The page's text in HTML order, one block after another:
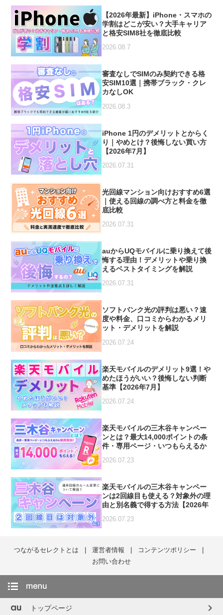
【2026年最新】iPhone・スマホの
学割はどこが安い？大手キャリア
と格安SIM8社を徹底比較
2026.08.7
審査なしでSIMのみ契約できる格
安SIM10選｜携帯ブラック・クレ
カなしOK
2026.08.3
iPhone 1円のデメリットとからく
り｜やめとけ？後悔しない買い方
【2026年7月】
2026.07.31
光回線マンション向けおすすめ6選
｜使える回線の調べ方と料金を徹
底比較
2026.07.31
auからUQモバイルに乗り換えて後
悔する理由！デメリットや乗り換
えるベストタイミングを解説
2026.07.31
ソフトバンク光の評判は悪い？速
度や料金、口コミからわかるメリ
ット・デメリットを解説
2026.07.24
楽天モバイルのデメリット9選！や
めたほうがいい？後悔しない判断
基準【2026年7月】
2026.07.24
楽天モバイルの三木谷キャンペー
ンとは？最大14,000ポイントの条
件・専用ページ・いつもらえるか
2026.07.23
楽天モバイルの三木谷キャンペー
ンは2回線目も使える？対象外の理
由と別名義で得する方法【2026年
2026.07.23
つながるセレクトとは 運営者情報
コンテンツポリシー
お問い合わせ
トップページ chevron_right